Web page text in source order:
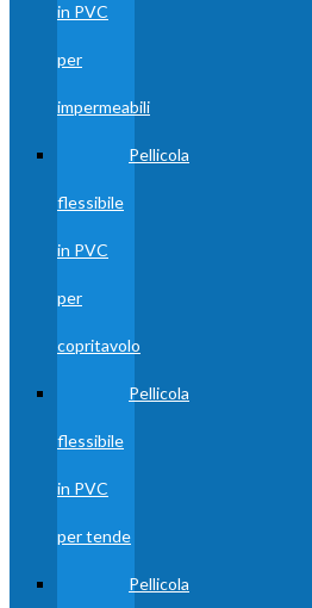
in PVC
per
impermeabili
Pellicola
flessibile
in PVC
per
copritavolo
Pellicola
flessibile
in PVC
per tende
Pellicola